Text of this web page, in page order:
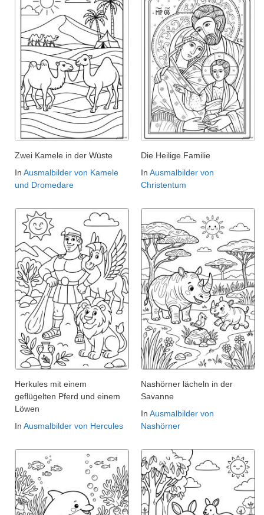
Zwei Kamele in der Wüste
In Ausmalbilder von Kamele
und Dromedare
Die Heilige Familie
In Ausmalbilder von
Christentum
Herkules mit einem
geflügelten Pferd und einem
Löwen
In Ausmalbilder von Hercules
Nashörner lächeln in der
Savanne
In Ausmalbilder von
Nashörner